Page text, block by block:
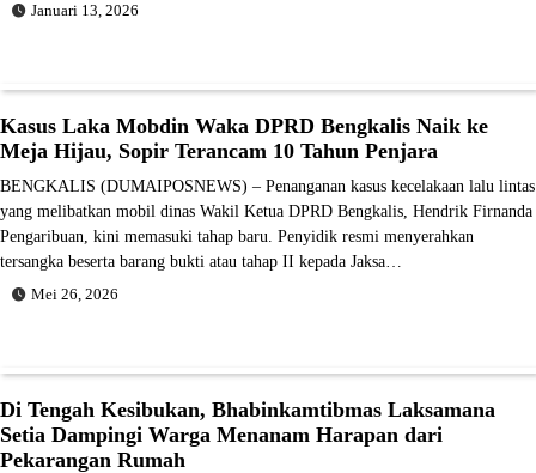
Januari 13, 2026
Kasus Laka Mobdin Waka DPRD Bengkalis Naik ke
Meja Hijau, Sopir Terancam 10 Tahun Penjara
BENGKALIS (DUMAIPOSNEWS) – Penanganan kasus kecelakaan lalu lintas
yang melibatkan mobil dinas Wakil Ketua DPRD Bengkalis, Hendrik Firnanda
Pengaribuan, kini memasuki tahap baru. Penyidik resmi menyerahkan
tersangka beserta barang bukti atau tahap II kepada Jaksa…
Mei 26, 2026
Di Tengah Kesibukan, Bhabinkamtibmas Laksamana
Setia Dampingi Warga Menanam Harapan dari
Pekarangan Rumah